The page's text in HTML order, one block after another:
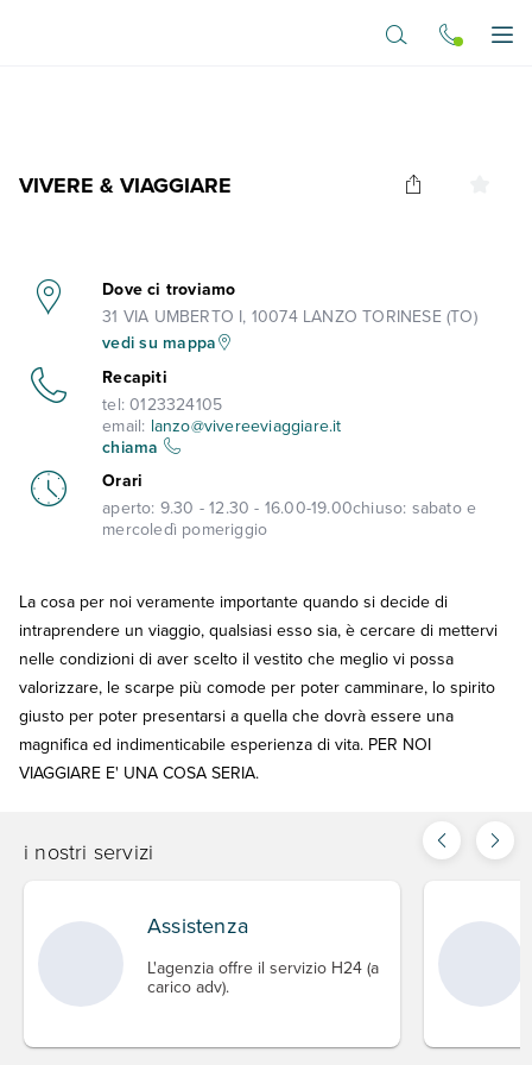
VIVERE & VIAGGIARE
Dove ci troviamo
31 VIA UMBERTO I, 10074 LANZO TORINESE (TO)
vedi su mappa
Recapiti
tel:0123324105
email: lanzo@vivereeviaggiare.it
chiama
Orari
aperto: 9.30 - 12.30 - 16.00-19.00chiuso: sabato e
mercoledì pomeriggio
La cosa per noi veramente importante quando si decide di
intraprendere un viaggio, qualsiasi esso sia, è cercare di mettervi
nelle condizioni di aver scelto il vestito che meglio vi possa
valorizzare, le scarpe più comode per poter camminare, lo spirito
giusto per poter presentarsi a quella che dovrà essere una
magnifica ed indimenticabile esperienza di vita. PER NOI
VIAGGIARE E' UNA COSA SERIA.
i nostri servizi
Assistenza
L'agenzia offre il servizio H24 (a
carico adv).